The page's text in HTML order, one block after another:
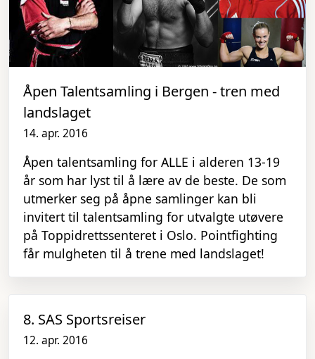
Åpen Talentsamling i Bergen - tren med
landslaget
14. apr. 2016
Åpen talentsamling for ALLE i alderen 13-19
år som har lyst til å lære av de beste. De som
utmerker seg på åpne samlinger kan bli
invitert til talentsamling for utvalgte utøvere
på Toppidrettssenteret i Oslo. Pointfighting
får mulgheten til å trene med landslaget!
8. SAS Sportsreiser
12. apr. 2016